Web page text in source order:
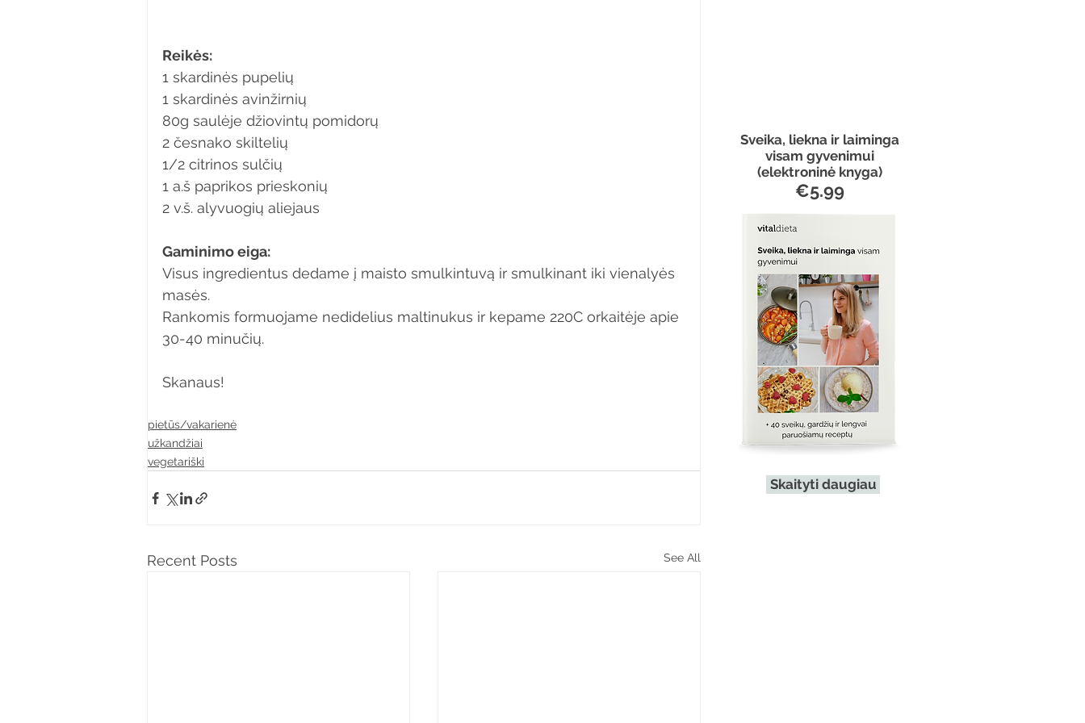
Reikės:
1 skardinės pupelių
1 skardinės avinžirnių
80g saulėje džiovintų pomidorų
2 česnako skiltelių
1/2 citrinos sulčių
1 a.š paprikos prieskonių
2 v.š. alyvuogių aliejaus
Gaminimo eiga:
Visus ingredientus dedame į maisto smulkintuvą ir smulkinant iki vienalyės
masės.
Rankomis formuojame nedidelius maltinukus ir kepame 220C orkaitėje apie
30-40 minučių.
Skanaus!
pietūs/vakarienė
užkandžiai
vegetariški
Recent Posts See All
Sveika, liekna ir laiminga
visam gyvenimui
(elektroninė knyga)
€5.99
Skaityti daugiau